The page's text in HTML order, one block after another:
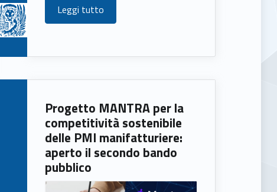
Leggi tutto
Progetto MANTRA per la
competitività sostenibile
delle PMI manifatturiere:
aperto il secondo bando
pubblico